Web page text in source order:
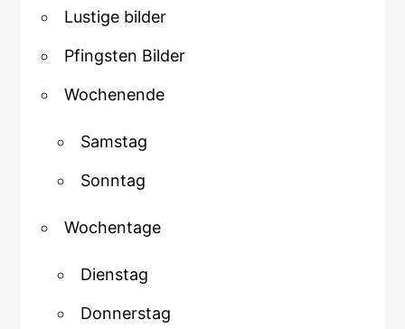
Lustige bilder
Pfingsten Bilder
Wochenende
Samstag
Sonntag
Wochentage
Dienstag
Donnerstag